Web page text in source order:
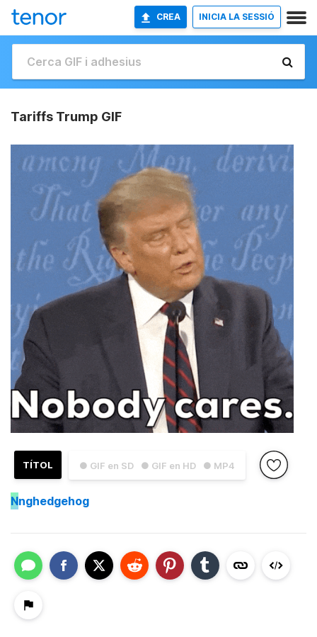
CREA INICIA LA SESSIÓ
Tariffs Trump GIF
● GIF en SD ● GIF en HD ● MP4
TÍTOL
Nnghedgehog